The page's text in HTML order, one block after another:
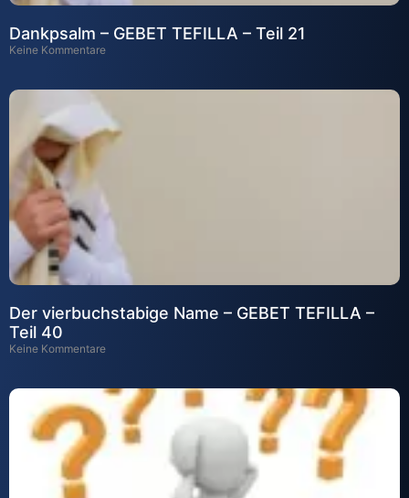
Dankpsalm – GEBET TEFILLA – Teil 21
Keine Kommentare
Der vierbuchstabige Name – GEBET TEFILLA –
Teil 40
Keine Kommentare